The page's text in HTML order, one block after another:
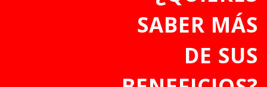
SABER MÁS
DE SUS